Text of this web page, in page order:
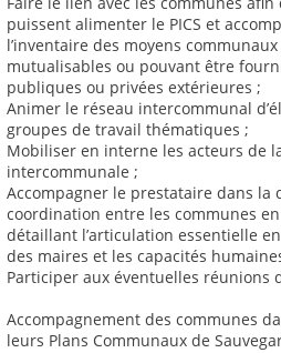
puissent alimenter le PICS et
l’inventaire des moyens
mutualisables ou pouvant être
publiques ou privées extérieures ;
Animer le réseau intercommunal
groupes de travail thématiques ;
Mobiliser en interne les acteurs de
intercommunale ;
Accompagner le prestataire dans la
coordination entre les communes
détaillant l’articulation essentielle
des maires et les capacités
Participer aux éventuelles réunions
Accompagnement des communes
leurs Plans Communaux de